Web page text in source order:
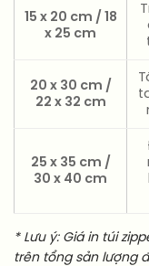
15 x 20 cm / 18
x 25 cm
20 x 30 cm /
22 x 32 cm
25 x 35 cm /
30 x 40 cm
* Lưu ý: Giá in túi
trên tổng sản lượng